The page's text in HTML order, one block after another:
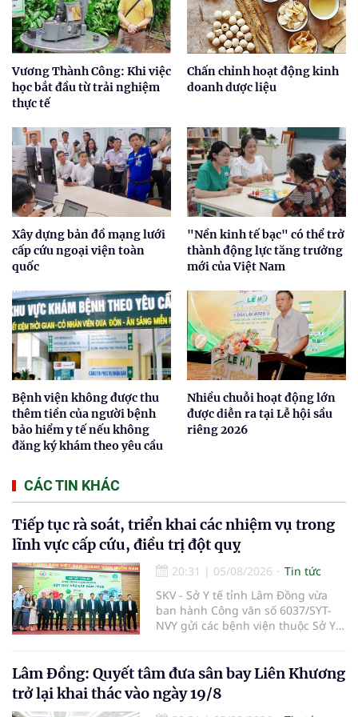
Vương Thành Công: Khi việc
học bắt đầu từ trải nghiệm
thực tế
Chấn chỉnh hoạt động kinh
doanh dược liệu
Xây dựng bản đồ mạng lưới
cấp cứu ngoại viện toàn
quốc
"Nền kinh tế bạc" có thể trở
thành động lực tăng trưởng
mới của Việt Nam
Bệnh viện không được thu
thêm tiền của người bệnh
bảo hiểm y tế nếu không
đăng ký khám theo yêu cầu
Nhiều chuỗi hoạt động lớn
được diễn ra tại Lễ hội sầu
riêng 2026
CÁC TIN KHÁC
Tiếp tục rà soát, triển khai các nhiệm vụ trong
lĩnh vực cấp cứu, điều trị đột quỵ
20:31 | 05/08/2026
Tin tức
SKV - Sở Y tế tỉnh Lâm Đồng vừa
ban hành Công văn số 6037/SYT-
NVY gửi các bệnh viện thuộc Sở Y
tiếp tục rà soát, triển khai các
nhiệm vụ trong lĩnh vực cấp cứu,
điều trị đột quỵ.
Lâm Đồng: Quyết tâm đưa sân bay Liên Khương
trở lại khai thác vào ngày 19/8